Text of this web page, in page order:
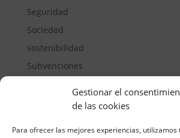
Gestionar el
de las cookies
Para ofrecer las mejores experiencias, utilizamos
Seguridad
Sociedad
sostenibilidad
Subvenciones